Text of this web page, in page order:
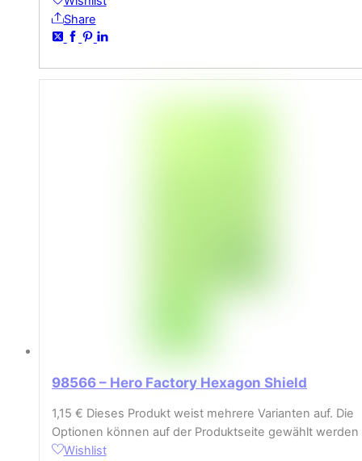
Share
98566 – Hero Factory Hexagon Shield
1,15 € Dieses Produkt weist mehrere Varianten auf. Die
Optionen können auf der Produktseite gewählt werden
Wishlist